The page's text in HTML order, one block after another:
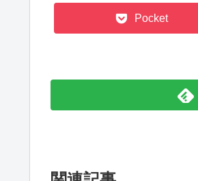
Pocket